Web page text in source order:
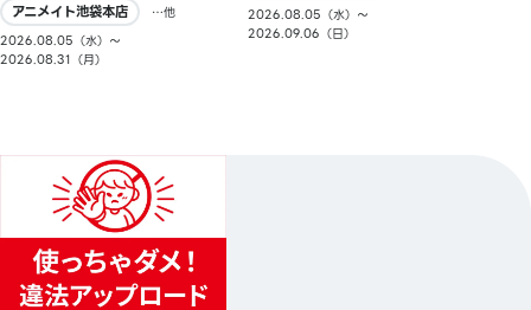
アニメイト池袋本店
…他
2026.08.05（水）〜
2026.08.31（月）
2026.08.05（水）〜
2026.09.06（日）